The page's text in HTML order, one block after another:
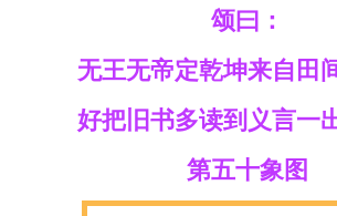
颂曰：
无王无帝定乾坤来自田
好把旧书多读到义言一
第五十象图